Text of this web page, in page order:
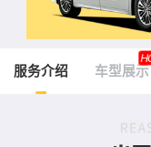
服务介绍 车型展示